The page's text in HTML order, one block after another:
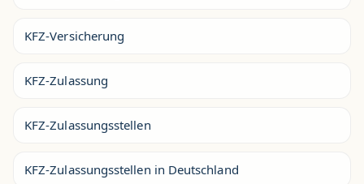
KFZ-Versicherung
KFZ-Zulassung
KFZ-Zulassungsstellen
KFZ-Zulassungsstellen in Deutschland